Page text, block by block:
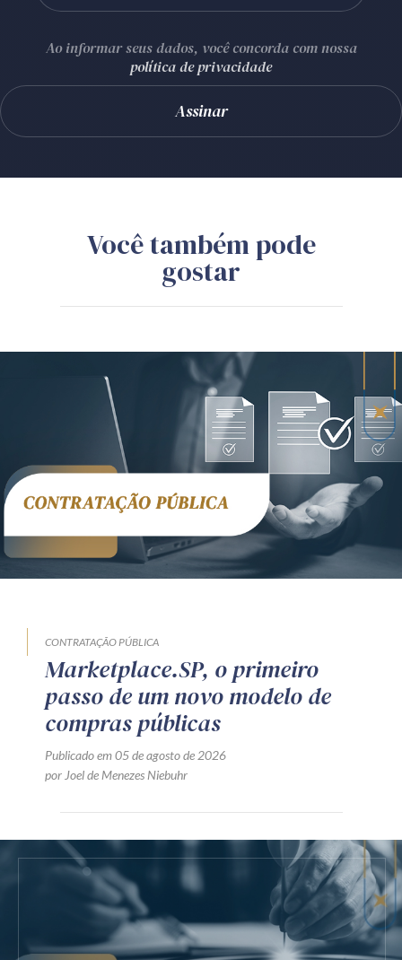
Ao informar seus dados, você concorda com nossa
política de privacidade
Você também pode
gostar
CONTRATAÇÃO PÚBLICA
Marketplace.SP, o primeiro
passo de um novo modelo de
compras públicas
Publicado em 05 de agosto de 2026
por Joel de Menezes Niebuhr